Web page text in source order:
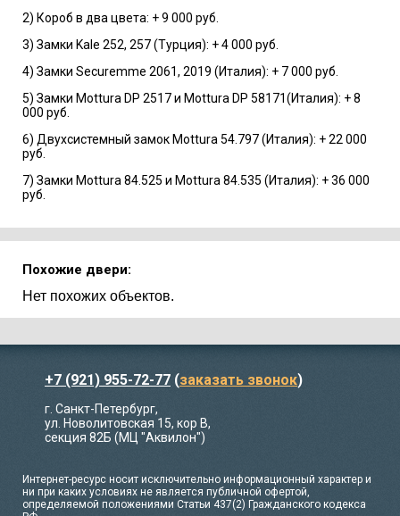
2) Короб в два цвета: + 9 000 руб.
3) Замки Kale 252, 257 (Турция): + 4 000 руб.
4) Замки Securemme 2061, 2019 (Италия): + 7 000 руб.
5) Замки Mottura DP 2517 и Mottura DP 58171(Италия): + 8
000 руб.
6) Двухсистемный замок Mottura 54.797 (Италия): + 22 000
руб.
7) Замки Mottura 84.525 и Mottura 84.535 (Италия): + 36 000
руб.
Похожие двери:
Нет похожих объектов.
+7 (921) 955-72-77 (заказать звонок)
г. Санкт-Петербург,
ул. Новолитовская 15, кор В,
секция 82Б (МЦ "Аквилон")
Интернет-ресурс носит исключительно информационный характер и
ни при каких условиях не является публичной офертой,
определяемой положениями Статьи 437(2) Гражданского кодекса